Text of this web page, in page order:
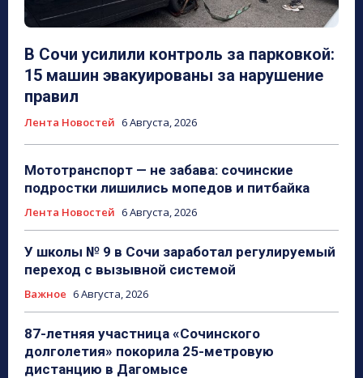
В Сочи усилили контроль за парковкой:
15 машин эвакуированы за нарушение
правил
Лента Новостей 6 Августа, 2026
Мототранспорт — не забава: сочинские
подростки лишились мопедов и питбайка
Лента Новостей 6 Августа, 2026
У школы № 9 в Сочи заработал регулируемый
переход с вызывной системой
Важное 6 Августа, 2026
87-летняя участница «Сочинского
долголетия» покорила 25-метровую
дистанцию в Дагомысе